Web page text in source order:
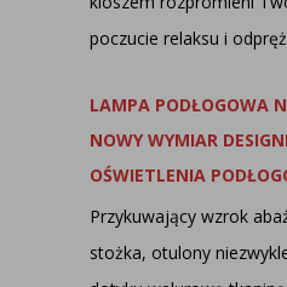
poczucie relaksu i
LAMPA PODŁOGOWA
NOWY WYMIAR
OŚWIETLENIA
Przykuwający wzrok
stożka, otulony